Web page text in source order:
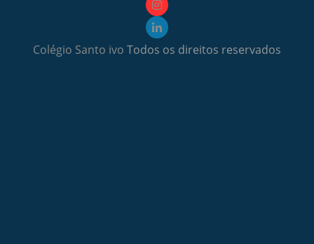
Colégio Santo ivo Todos os direitos reservados